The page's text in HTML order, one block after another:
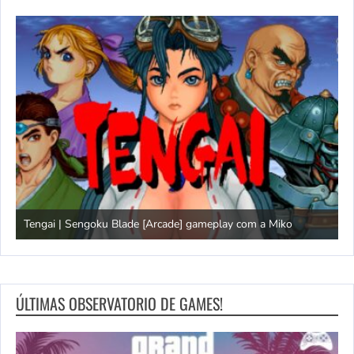
Tengai | Sengoku Blade [Arcade] gameplay com a Miko
ÚLTIMAS OBSERVATORIO DE GAMES!